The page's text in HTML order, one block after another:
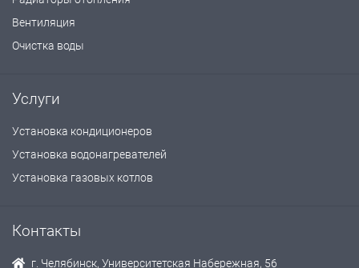
Вентиляция
Очистка воды
Услуги
Установка кондиционеров
Установка водонагревателей
Установка газовых котлов
Контакты
г. Челябинск, Университетская Набережная, 56